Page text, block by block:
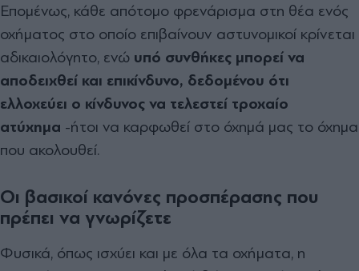
Επομένως, κάθε απότομο φρενάρισμα στη θέα ενός
οχήματος στο οποίο επιβαίνουν αστυνομικοί κρίνεται
αδικαιολόγητο, ενώ υπό συνθήκες μπορεί να
αποδειχθεί και επικίνδυνο, δεδομένου ότι
ελλοχεύει ο κίνδυνος να τελεστεί τροχαίο
ατύχημα -ήτοι να καρφωθεί στο όχημά μας το όχημα
που ακολουθεί.
Οι βασικοί κανόνες προσπέρασης που
πρέπει να γνωρίζετε
Φυσικά, όπως ισχύει και με όλα τα οχήματα, η